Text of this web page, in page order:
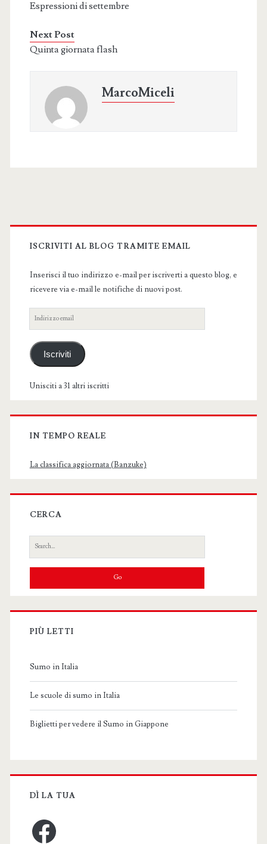
Espressioni di settembre
Next Post
Quinta giornata flash
MarcoMiceli
Primary
Sidebar
ISCRIVITI AL BLOG TRAMITE EMAIL
Inserisci il tuo indirizzo e-mail per iscriverti a questo blog, e
ricevere via e-mail le notifiche di nuovi post.
Indirizzo
email
Iscriviti
Unisciti a 31 altri iscritti
IN TEMPO REALE
La classifica aggiornata (Banzuke)
CERCA
Search
for:
PIÙ LETTI
Sumo in Italia
Le scuole di sumo in Italia
Biglietti per vedere il Sumo in Giappone
DÌ LA TUA
Facebook